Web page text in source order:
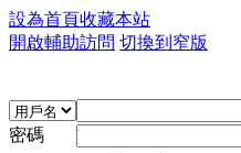
設為首頁收藏本站
開啟輔助訪問 切換到窄版
密碼